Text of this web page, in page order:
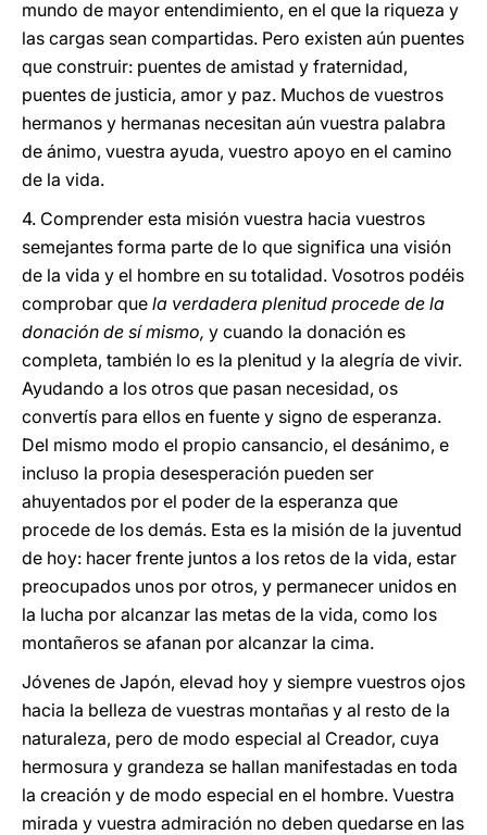
mundo de mayor entendimiento, en el que la riqueza y
las cargas sean compartidas. Pero existen aún puentes
que construir: puentes de amistad y fraternidad,
puentes de justicia, amor y paz. Muchos de vuestros
hermanos y hermanas necesitan aún vuestra palabra
de ánimo, vuestra ayuda, vuestro apoyo en el camino
de la vida.
4. Comprender esta misión vuestra hacia vuestros
semejantes forma parte de lo que significa una visión
de la vida y el hombre en su totalidad. Vosotros podéis
comprobar que la verdadera plenitud procede de la
donación de sí mismo, y cuando la donación es
completa, también lo es la plenitud y la alegría de vivir.
Ayudando a los otros que pasan necesidad, os
convertís para ellos en fuente y signo de esperanza.
Del mismo modo el propio cansancio, el desánimo, e
incluso la propia desesperación pueden ser
ahuyentados por el poder de la esperanza que
procede de los demás. Esta es la misión de la juventud
de hoy: hacer frente juntos a los retos de la vida, estar
preocupados unos por otros, y permanecer unidos en
la lucha por alcanzar las metas de la vida, como los
montañeros se afanan por alcanzar la cima.
Jóvenes de Japón, elevad hoy y siempre vuestros ojos
hacia la belleza de vuestras montañas y al resto de la
naturaleza, pero de modo especial al Creador, cuya
hermosura y grandeza se hallan manifestadas en toda
la creación y de modo especial en el hombre. Vuestra
mirada y vuestra admiración no deben quedarse en las